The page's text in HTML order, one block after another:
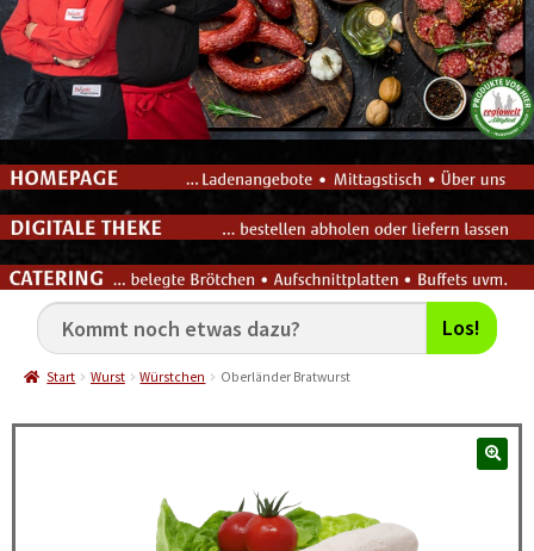
Los!
Start Wurst Würstchen Oberländer Bratwurst